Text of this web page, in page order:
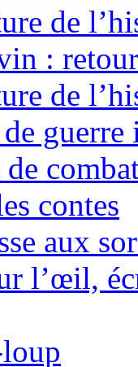
de
:
de
guerre
contes
aux
l’œil,